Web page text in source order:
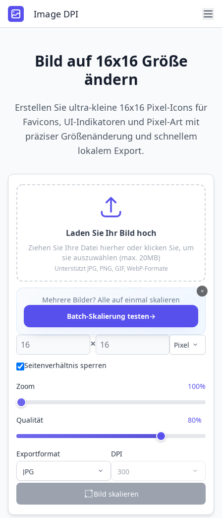
Image DPI
Bild auf 16x16 Größe
ändern
Erstellen Sie ultra-kleine 16x16 Pixel-Icons für
Favicons, UI-Indikatoren und Pixel-Art mit
präziser Größenänderung und schnellem
lokalem Export.
Laden Sie Ihr Bild hoch
Ziehen Sie Ihre Datei hierher oder klicken Sie, um
sie auszuwählen (max. 20MB)
Unterstützt JPG, PNG, GIF, WebP-Formate
×
Mehrere Bilder? Alle auf einmal skalieren
Batch-Skalierung testen→
×
Seitenverhältnis sperren
Zoom 100%
Qualität 80%
Exportformat DPI
Bild skalieren